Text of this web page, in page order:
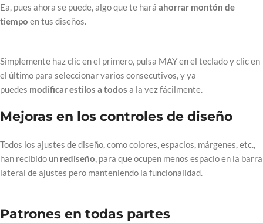
Ea, pues ahora se puede, algo que te hará ahorrar montón de
tiempo en tus diseños.
Simplemente haz clic en el primero, pulsa MAY en el teclado y clic en
el último para seleccionar varios consecutivos, y ya
puedes modificar estilos a todos a la vez fácilmente.
Mejoras en los controles de diseño
Todos los ajustes de diseño, como colores, espacios, márgenes, etc.,
han recibido un rediseño, para que ocupen menos espacio en la barra
lateral de ajustes pero manteniendo la funcionalidad.
Patrones en todas partes